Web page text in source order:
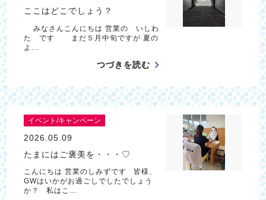
ここはどこでしょう？
みなさんこんにちは 営業の いしわ
た です まだ５月中旬ですが 夏の
よ…
つづきを読む
イベント/キャンペーン
2026.05.09
たまにはご褒美を・・・♡
こんにちは 営業のしみずです 皆様、
GWはいかがお過ごしでしたでしょう
か？ 私はこ…